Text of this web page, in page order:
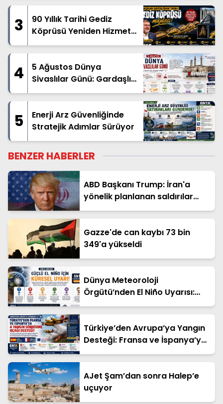
3
90 Yıllık Tarihi Gediz
Köprüsü Yeniden Hizmete
Açıldı
4
5 Ağustos Dünya
Sivaslılar Günü: Gardaşlık
Ruhu Dünyanın Dört Bir
5
Enerji Arz Güvenliğinde
Stratejik Adımlar Sürüyor
BENZER HABERLER
ABD Başkanı Trump: İran'a
yönelik planlanan saldırılar
askıya alındı
Gazze'de can kaybı 73 bin
349'a yükseldi
Dünya Meteoroloji
Örgütü’nden El Niño Uyarısı:
Aşırı Hava Olayları Artabilir
Türkiye’den Avrupa’ya Yangın
Desteği: Fransa ve İspanya’ya
Dört Söndürme Uçağı
AJet Şam’dan sonra Halep’e
uçuyor